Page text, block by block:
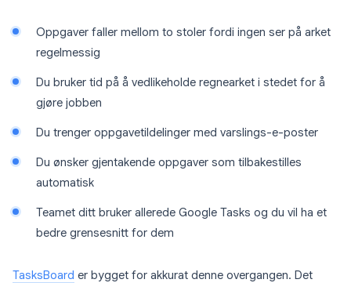
Oppgaver faller mellom to stoler fordi ingen ser på arket
regelmessig
Du bruker tid på å vedlikeholde regnearket i stedet for å
gjøre jobben
Du trenger oppgavetildelinger med varslings-e-poster
Du ønsker gjentakende oppgaver som tilbakestilles
automatisk
Teamet ditt bruker allerede Google Tasks og du vil ha et
bedre grensesnitt for dem
TasksBoard er bygget for akkurat denne overgangen. Det